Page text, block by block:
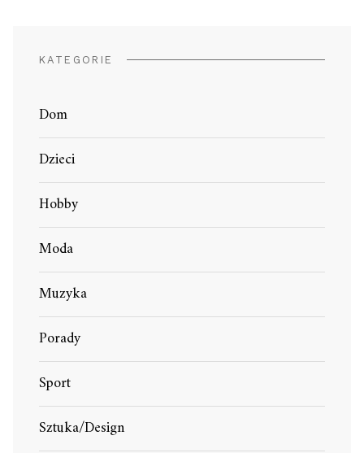
KATEGORIE
Dom
Dzieci
Hobby
Moda
Muzyka
Porady
Sport
Sztuka/Design